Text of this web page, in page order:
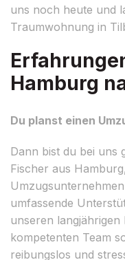
uns noch heute und
Traumwohnung in
Hamburg
Du planst einen
Dann bist du bei uns
Fischer aus
umfassende
unseren
kompetenten Team
reibungslos und